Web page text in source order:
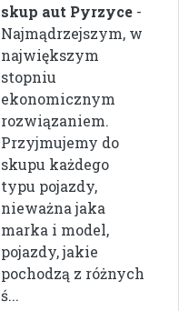
skup aut Pyrzyce -
Najmądrzejszym, w
największym
stopniu
ekonomicznym
rozwiązaniem.
Przyjmujemy do
skupu każdego
typu pojazdy,
nieważna jaka
marka i model,
pojazdy, jakie
pochodzą z różnych
ś...